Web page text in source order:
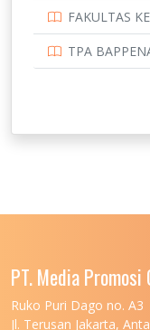
UNIVERSITAS
FAKULTAS
TPA
PT. Media Promosi
Ruko Puri Dago no. A3
Jl. Terusan Jakarta,